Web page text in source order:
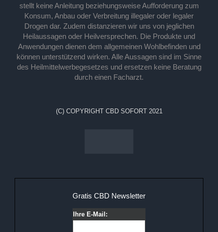
stellt keine Anleitung beziehungsweise Aufforderung zum
Konsum, Anbau oder Verbreitung illegaler oder legaler
Drogen dar. Zudem distanzieren wir uns von jeglichen
Heilaussagen oder Heilversprechen. Die Produkte und
Anwendungen dienen dem allgemeinen Wohlbefinden und
können unterstützend wirken. Alle Aussagen sind im Sinne
des Heilmittelwerbegesetzes und ersetzen keine Beratung
durch einen Facharzt.
(C) COPYRIGHT CBD SOFORT 2021
Gratis CBD Newsletter
Ihre E-Mail: